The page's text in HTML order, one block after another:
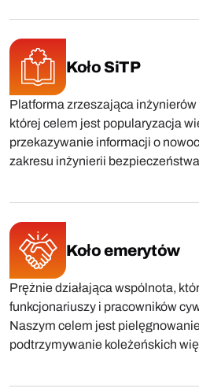
Koło SiTP
Platforma zrzeszająca
której celem jest popularyzacja
przekazywanie informacji o
zakresu inżynierii
Koło emerytów
Prężnie działająca wspólnota,
funkcjonariuszy i pracowników
Naszym celem jest
podtrzymywanie koleżeńskich